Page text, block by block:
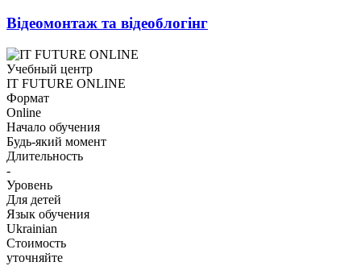
Відеомонтаж та відеоблогінг
Учебный центр
IT FUTURE ONLINE
Формат
Online
Начало обучения
Будь-який момент
Длительность
-
Уровень
Для детей
Язык обучения
Ukrainian
Стоимость
уточняйте